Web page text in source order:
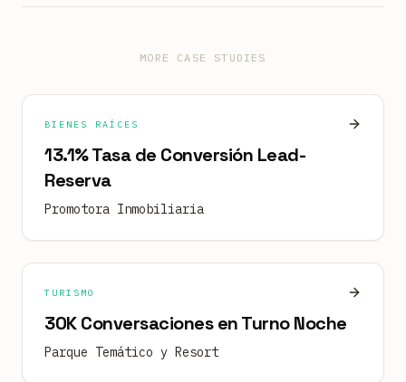
MORE CASE STUDIES
BIENES RAÍCES
13.1% Tasa de Conversión Lead-
Reserva
Promotora Inmobiliaria
TURISMO
30K Conversaciones en Turno Noche
Parque Temático y Resort